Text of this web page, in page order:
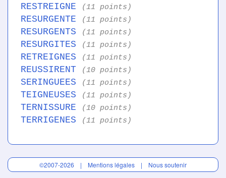
RESTREIGNE (11 points)
RESURGENTE (11 points)
RESURGENTS (11 points)
RESURGITES (11 points)
RETREIGNES (11 points)
REUSSIRENT (10 points)
SERINGUEES (11 points)
TEIGNEUSES (11 points)
TERNISSURE (10 points)
TERRIGENES (11 points)
©2007-2026 | Mentions légales | Nous soutenir